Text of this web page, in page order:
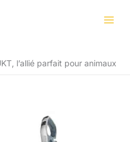
l’allié parfait pour animaux